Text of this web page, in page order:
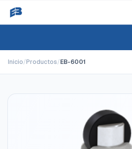
Inicio/Productos/EB-6001